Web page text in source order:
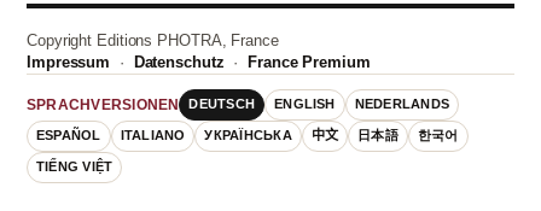
Copyright Editions PHOTRA, France
Impressum · Datenschutz · France Premium
SPRACHVERSIONEN DEUTSCH ENGLISH NEDERLANDS
ESPAÑOL ITALIANO УКРАЇНСЬКА 中文 日本語 한국어
TIẾNG VIỆT